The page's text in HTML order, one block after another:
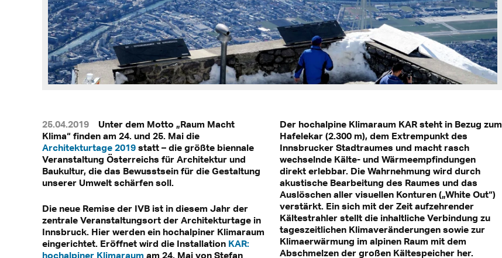
25.04.2019
Unter dem Motto „Raum Macht
Klima“ finden am 24. und 25. Mai die
Architekturtage 2019 statt – die größte biennale
Veranstaltung Österreichs für Architektur und
Baukultur, die das Bewusstsein für die Gestaltung
unserer Umwelt schärfen soll.
Die neue Remise der IVB ist in diesem Jahr der
zentrale Veranstaltungsort der Architekturtage in
Innsbruck. Hier werden ein hochalpiner Klimaraum
eingerichtet. Eröffnet wird die Installation KAR:
hochalpiner Klimaraum am 24. Mai von Stefan
Der hochalpine Klimaraum KAR steht in Bezug zum
Hafelekar (2.300 m), dem Extrempunkt des
Innsbrucker Stadtraumes und macht rasch
wechselnde Kälte- und Wärmeempfindungen
direkt erlebbar. Die Wahrnehmung wird durch
akustische Bearbeitung des Raumes und das
Auslöschen aller visuellen Konturen („White Out“)
verstärkt. Ein sich mit der Zeit aufzehrender
Kältestrahler stellt die inhaltliche Verbindung zu
tageszeitlichen Klimaveränderungen sowie zur
Klimaerwärmung im alpinen Raum mit dem
Abschmelzen der großen Kältespeicher her.